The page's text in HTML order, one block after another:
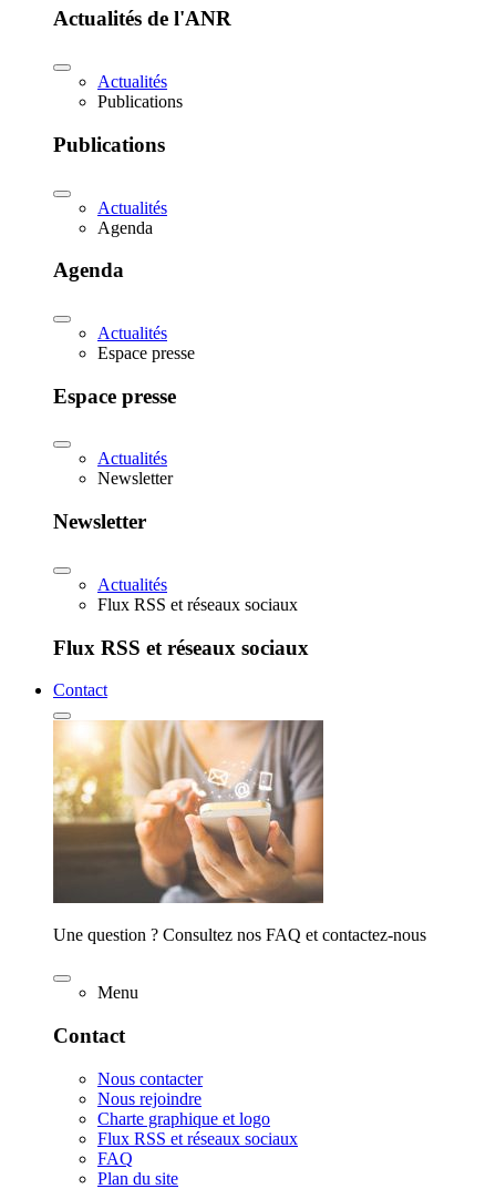
Actualités de l'ANR
Actualités
Publications
Publications
Actualités
Agenda
Agenda
Actualités
Espace presse
Espace presse
Actualités
Newsletter
Newsletter
Actualités
Flux RSS et réseaux sociaux
Flux RSS et réseaux sociaux
Contact
Une question ? Consultez nos FAQ et contactez-nous
Menu
Contact
Nous contacter
Nous rejoindre
Charte graphique et logo
Flux RSS et réseaux sociaux
FAQ
Plan du site